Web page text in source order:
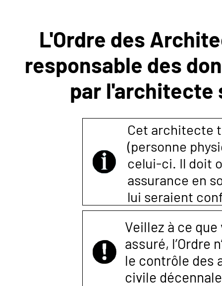
NOUS
CONTACTER
L'Ordre des
responsable des
par l'architecte
Cet architecte
(personne
celui-ci. Il doit
assurance en
lui seraient
Veillez à ce
assuré, l’Ordre
le contrôle des
civile